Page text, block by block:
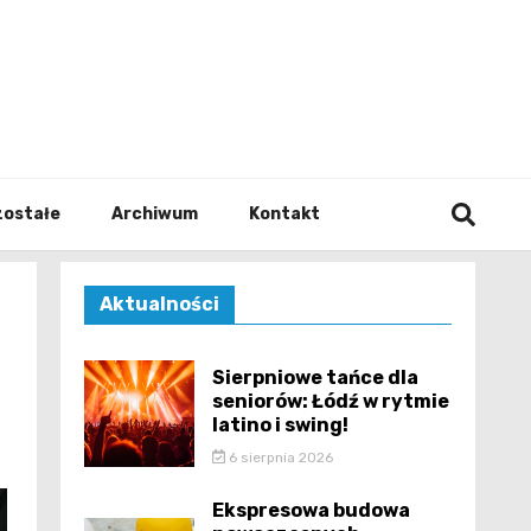
Archiwum Kontakt
Aktualności
Sierpniowe tańce dla
seniorów: Łódź w rytmie
latino i swing!
6 sierpnia 2026
Ekspresowa budowa